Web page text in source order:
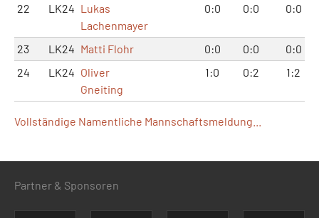
22 LK24 Lukas
Lachenmayer
0:0 0:0 0:0
23 LK24 Matti Flohr 0:0 0:0
0:0
24
LK24 Oliver
Gneiting
1:0 0:2 1:2
Vollständige Namentliche Mannschaftsmeldung...
Partner & Sponsoren